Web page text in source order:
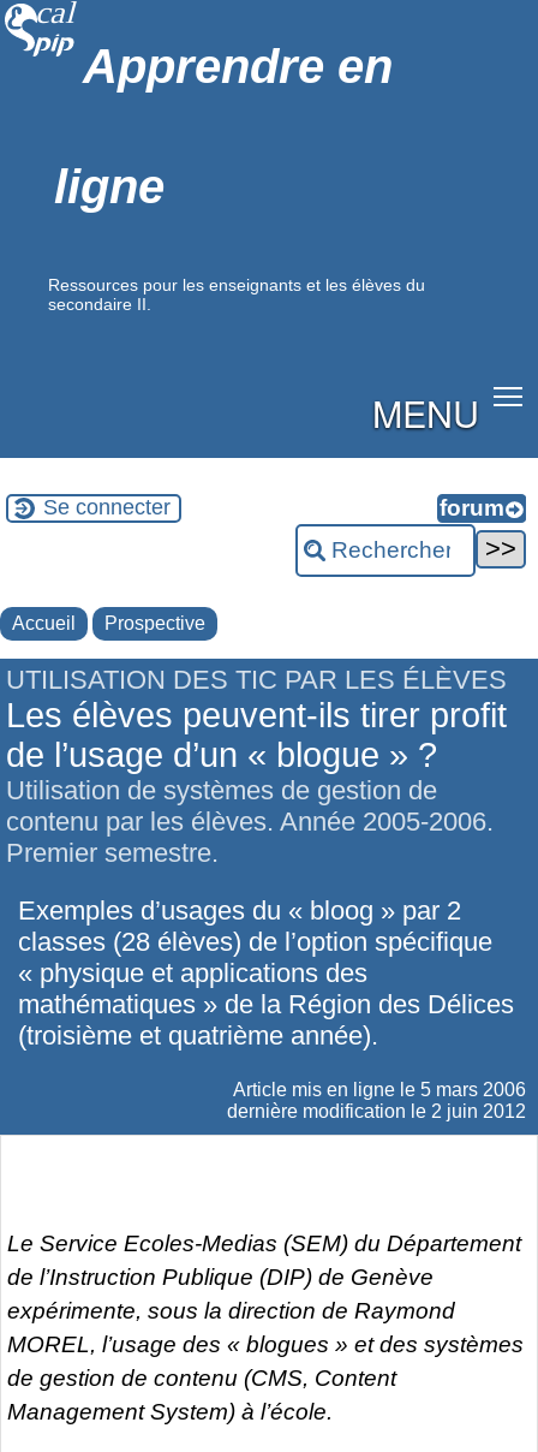
Apprendre en
ligne
Ressources pour les enseignants et les élèves du
secondaire II.
MENU
Se connecter
Accueil Prospective
UTILISATION DES TIC PAR LES ÉLÈVES
Les élèves peuvent-ils tirer profit
de l’usage d’un « blogue » ?
Utilisation de systèmes de gestion de
contenu par les élèves. Année 2005-2006.
Premier semestre.
Exemples d’usages du « bloog » par 2
classes (28 élèves) de l’option spécifique
« physique et applications des
mathématiques » de la Région des Délices
(troisième et quatrième année).
Article mis en ligne le 5 mars 2006
dernière modification le 2 juin 2012
Le Service Ecoles-Medias (SEM) du Département
de l’Instruction Publique (DIP) de Genève
expérimente, sous la direction de Raymond
MOREL, l’usage des « blogues » et des systèmes
de gestion de contenu (CMS, Content
Management System) à l’école.